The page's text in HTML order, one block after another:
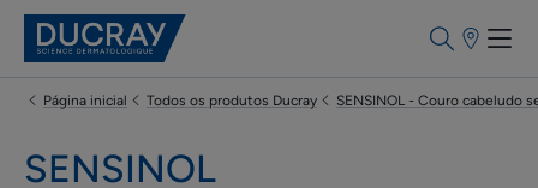
Pontos
venda
Página inicial
Todos os produtos Ducray SENSINOL - Couro cabeludo
SENSINOL